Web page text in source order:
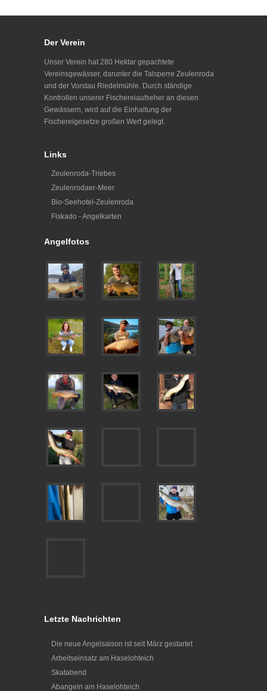
Der Verein
Unser Verein hat 280 Hektar gepachtete
Vereinsgewässer, darunter die Talsperre Zeulenroda
und der Vorstau Riedelmühle. Durch ständige
Kontrollen unserer Fischereiaufseher an diesen
Gewässern, wird auf die Einhaltung der
Fischereigesetze großen Wert gelegt.
Links
Zeulenroda-Triebes
Zeulenrodaer-Meer
Bio-Seehotel-Zeulenroda
Fiskado - Angelkarten
Angelfotos
Letzte Nachrichten
Die neue Angelsaison ist seit März gestartet
Arbeitseinsatz am Haselohteich
Skatabend
Abangeln am Haselohteich